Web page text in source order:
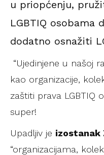
u priopćenju,
LGBTIQ osobama
dodatno osnažiti
“Ujedinjene u našoj
kao organizacije,
zaštiti prava LGBTIQ
super!
Upadljiv je izostanak
“organizacijama,